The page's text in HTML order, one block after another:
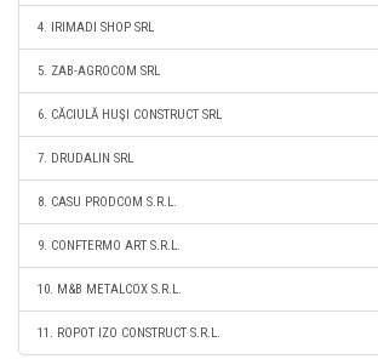
4. IRIMADI SHOP SRL
5. ZAB-AGROCOM SRL
6. CĂCIULĂ HUŞI CONSTRUCT SRL
7. DRUDALIN SRL
8. CASU PRODCOM S.R.L.
9. CONFTERMO ART S.R.L.
10. M&B METALCOX S.R.L.
11. ROPOT IZO CONSTRUCT S.R.L.